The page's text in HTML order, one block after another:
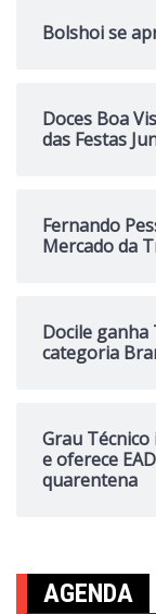
Bolshoi se
Doces Boa
das Festas
Fernando
Mercado da
Docile ganha
categoria
Grau
e oferece
quarentena
AGENDA